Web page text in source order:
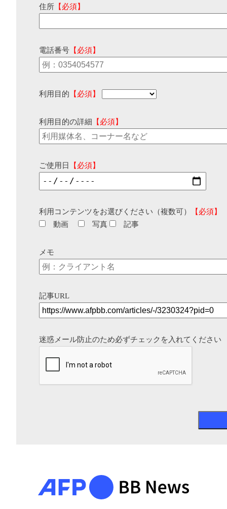
住所 【必須】
電話番号 【必須】
利用目的 【必須】
利用目的の詳細 【必須】
ご使用日 【必須】
利用コンテンツをお選びください（複数可）
【必須】
動画
写真 記事
メモ
記事URL
迷惑メール防止のため必ずチェックを入れてください